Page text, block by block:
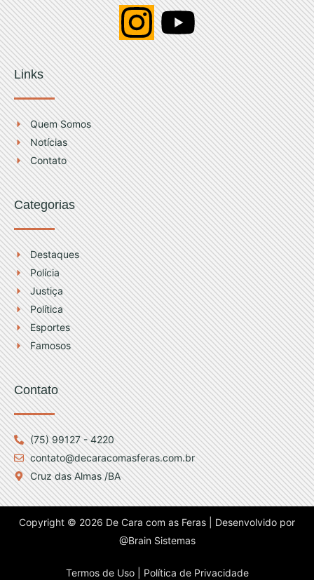
I
n
s
t
a
g
r
a
m
Y
o
u
t
u
b
e
Links
Quem Somos
Notícias
Contato
Categorias
Destaques
Polícia
Justiça
Política
Esportes
Famosos
Contato
(75) 99127 - 4220
contato@decaracomasferas.com.br
Cruz das Almas /BA
Copyright © 2026 De Cara com as Feras | Desenvolvido por
@Brain Sistemas
Termos de Uso | Política de Privacidade